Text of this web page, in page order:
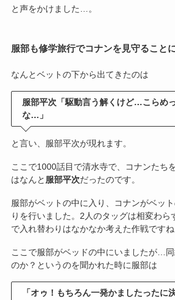
と声をかけました…。
服部も修学旅行でコナンを見守ること
なんとベットの下から出てきたのは
服部平次「駆動言う解くけど…こらめ
な…」
と言い、服部平次が現れます。
ここで1000話目で清水寺で、コナンたち
はなんと 服部平次だったのです。
服部がベットの中に入り、コナンがベッ
りを行いました。2人のタッグは相変わら
で入れ替わりはなかなか考えた作戦ですね
ここで服部がベッドの中にいましたが…
のか？というのを聞かれた時に服部は
「オゥ！もちろん一発かましたったに